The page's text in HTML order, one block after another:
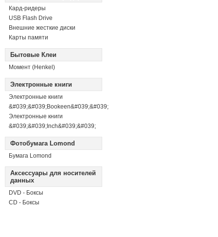
Кард-ридеры
USB Flash Drive
Внешние жесткие диски
Карты памяти
Бытовые Клеи
Момент (Henkel)
Электронные книги
Электронные книги
&#039;&#039;Bookeen&#039;&#039;
Электронные книги
&#039;&#039;Inch&#039;&#039;
Фотобумага Lomond
Бумага Lomond
Аксессуары для носителей
данных
DVD - Боксы
CD - Боксы